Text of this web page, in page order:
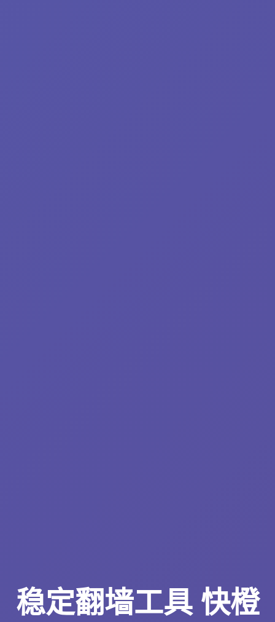
稳定翻墙工具 快橙